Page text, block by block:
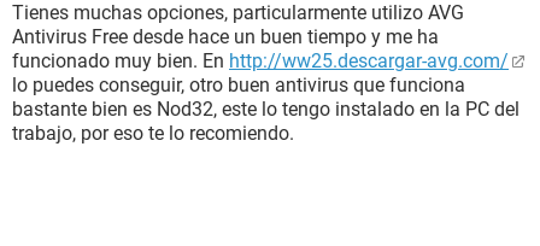
Tienes muchas opciones, particularmente utilizo AVG
Antivirus Free desde hace un buen tiempo y me ha
funcionado muy bien. En http://ww25.descargar-avg.com/
lo puedes conseguir, otro buen antivirus que funciona
bastante bien es Nod32, este lo tengo instalado en la PC del
trabajo, por eso te lo recomiendo.